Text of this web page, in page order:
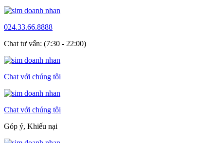
024.33.66.8888
Chat tư vấn: (7:30 - 22:00)
Chat với chúng tôi
Chat với chúng tôi
Góp ý, Khiếu nại